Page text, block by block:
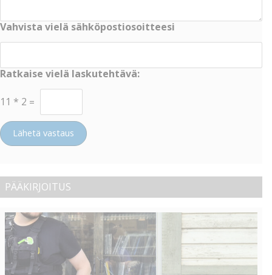
Vahvista vielä sähköpostiosoitteesi
Ratkaise vielä laskutehtävä:
11 * 2 =
Lähetä vastaus
PÄÄKIRJOITUS